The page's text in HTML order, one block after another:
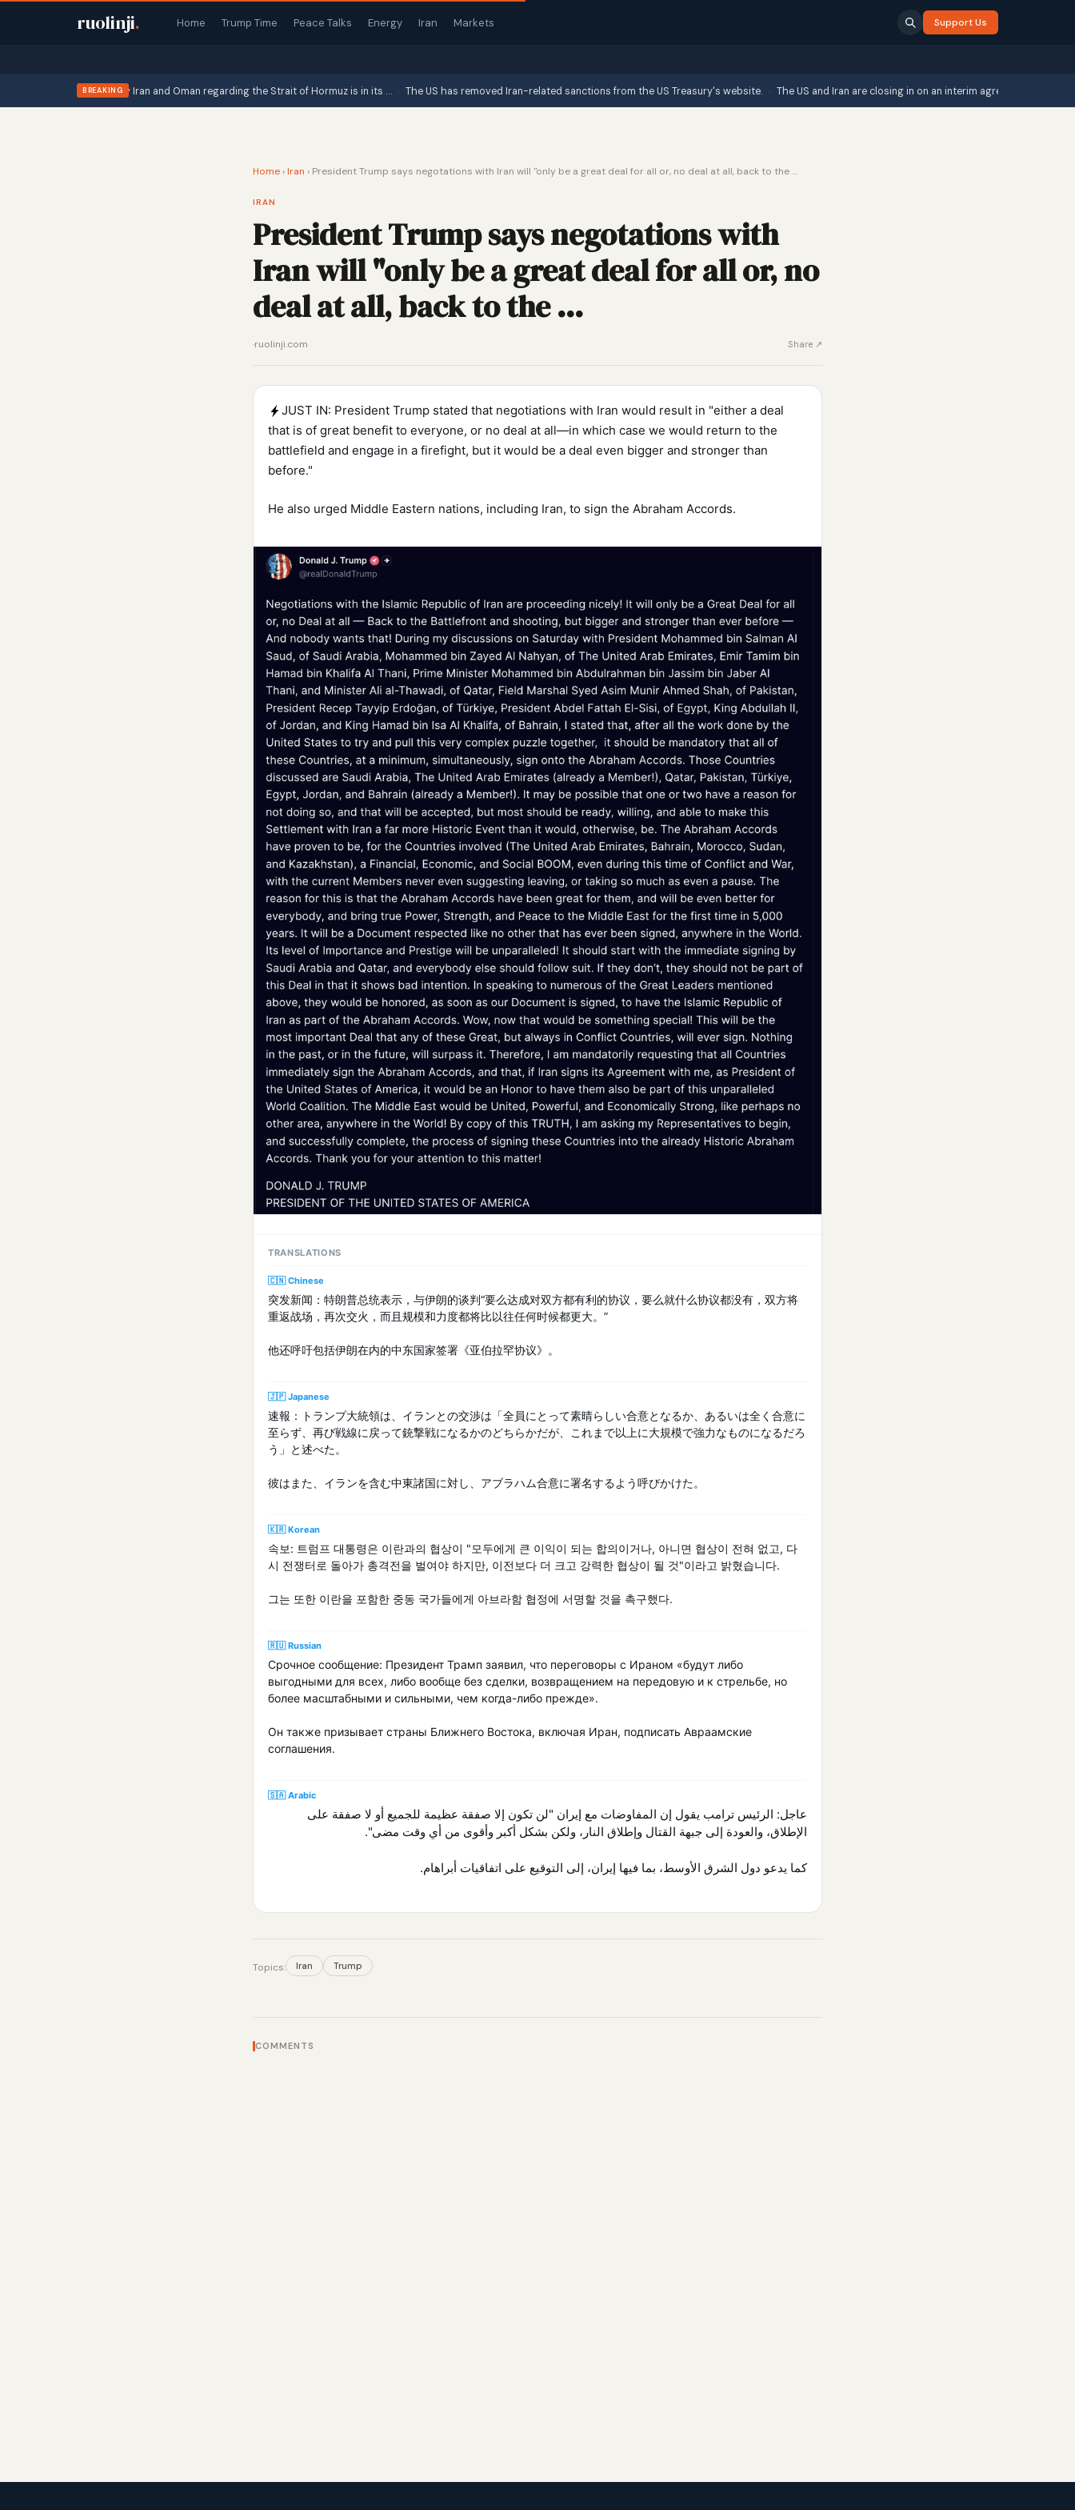
ruolinji. Home Trump Time Peace Talks Energy Iran Markets Support Us
BREAKING
by Iran and Oman regarding the Strait of Hormuz is in its … · The US has removed Iran-related sanctions from the US Treasury's website. · The US and Iran are closing in on an interim agreement brokered by
Home ›Iran › President Trump says negotations with Iran will "only be a great deal for all or, no deal at all, back to the …
IRAN
President Trump says negotations with
Iran will "only be a great deal for all or, no
deal at all, back to the …
·ruolinji.com Share ↗
JUST IN: President Trump stated that negotiations with Iran would result in "either a deal
that is of great benefit to everyone, or no deal at all—in which case we would return to the
battlefield and engage in a firefight, but it would be a deal even bigger and stronger than
before."
He also urged Middle Eastern nations, including Iran, to sign the Abraham Accords.
TRANSLATIONS
🇨🇳 Chinese
突发新闻：特朗普总统表示，与伊朗的谈判“要么达成对双方都有利的协议，要么就什么协议都没有，双方将
重返战场，再次交火，而且规模和力度都将比以往任何时候都更大。”
他还呼吁包括伊朗在内的中东国家签署《亚伯拉罕协议》。
🇯🇵 Japanese
速報：トランプ大統領は、イランとの交渉は「全員にとって素晴らしい合意となるか、あるいは全く合意に
至らず、再び戦線に戻って銃撃戦になるかのどちらかだが、これまで以上に大規模で強力なものになるだろ
う」と述べた。
彼はまた、イランを含む中東諸国に対し、アブラハム合意に署名するよう呼びかけた。
🇰🇷 Korean
속보: 트럼프 대통령은 이란과의 협상이 "모두에게 큰 이익이 되는 합의이거나, 아니면 협상이 전혀 없고, 다
시 전쟁터로 돌아가 총격전을 벌여야 하지만, 이전보다 더 크고 강력한 협상이 될 것"이라고 밝혔습니다.
그는 또한 이란을 포함한 중동 국가들에게 아브라함 협정에 서명할 것을 촉구했다.
🇷🇺 Russian
Срочное сообщение: Президент Трамп заявил, что переговоры с Ираном «будут либо
выгодными для всех, либо вообще без сделки, возвращением на передовую и к стрельбе, но
более масштабными и сильными, чем когда-либо прежде».
Он также призывает страны Ближнего Востока, включая Иран, подписать Авраамские
соглашения.
🇸🇦 Arabic
عاجل: الرئيس ترامب يقول إن المفاوضات مع إيران "لن تكون إلا صفقة عظيمة للجميع أو لا صفقة على
الإطلاق، والعودة إلى جبهة القتال وإطلاق النار، ولكن بشكل أكبر وأقوى من أي وقت مضى".
كما يدعو دول الشرق الأوسط، بما فيها إيران، إلى التوقيع على اتفاقيات أبراهام.
Topics: Iran Trump
COMMENTS